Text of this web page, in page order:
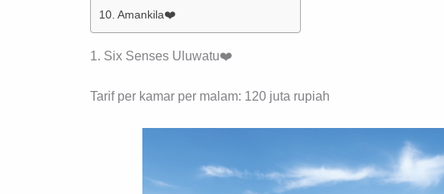
10. Amankila❤️
1. Six Senses Uluwatu❤️
Tarif per kamar per malam: 120 juta rupiah